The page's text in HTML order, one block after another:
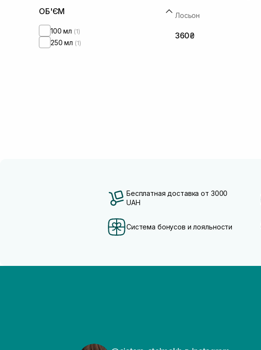
ОБ'ЄМ
100 мл (1)
250 мл (1)
Лосьон
360₴
Бесплатная доставка от 3000
UAH
Система бонусов и лояльности